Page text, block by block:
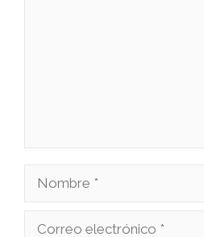
Nombre
Correo